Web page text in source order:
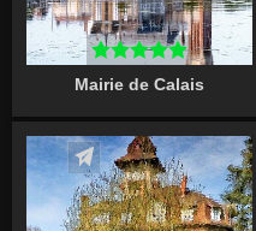
Mairie de Calais
Écrire un commentaire